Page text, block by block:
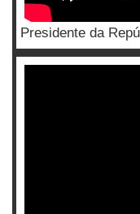
Presidente da